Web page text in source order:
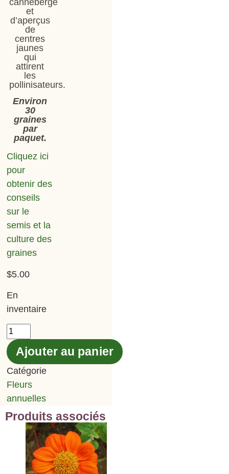
et
d’aperçus
de
centres
jaunes
qui
attirent
les
pollinisateurs.
Environ
30
graines
par
paquet.
Cliquez ici
pour
obtenir des
conseils
sur le
semis et la
culture des
graines
$5.00
En
inventaire
Ajouter au panier
Catégorie
Fleurs
annuelles
Produits associés